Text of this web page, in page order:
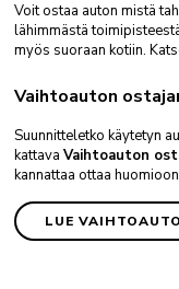
Voit ostaa auton mistä
lähimmästä
myös suoraan kotiin.
Vaihtoauton
Suunnitteletko käytetyn
kattava Vaihtoauton
kannattaa ottaa
LUE